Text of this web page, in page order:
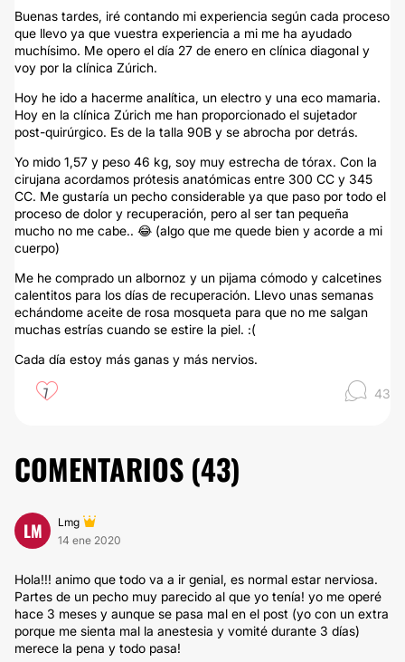
Buenas tardes, iré contando mi experiencia según cada proceso
que llevo ya que vuestra experiencia a mi me ha ayudado
muchísimo. Me opero el día 27 de enero en clínica diagonal y
voy por la clínica Zúrich.
Hoy he ido a hacerme analítica, un electro y una eco mamaria.
Hoy en la clínica Zúrich me han proporcionado el sujetador
post-quirúrgico. Es de la talla 90B y se abrocha por detrás.
Yo mido 1,57 y peso 46 kg, soy muy estrecha de tórax. Con la
cirujana acordamos prótesis anatómicas entre 300 CC y 345
CC. Me gustaría un pecho considerable ya que paso por todo el
proceso de dolor y recuperación, pero al ser tan pequeña
mucho no me cabe.. 😂 (algo que me quede bien y acorde a mi
cuerpo)
Me he comprado un albornoz y un pijama cómodo y calcetines
calentitos para los días de recuperación. Llevo unas semanas
echándome aceite de rosa mosqueta para que no me salgan
muchas estrías cuando se estire la piel. :(
Cada día estoy más ganas y más nervios.
7 43
COMENTARIOS (43)
LM
Lmg
14 ene 2020
Hola!!! animo que todo va a ir genial, es normal estar nerviosa.
Partes de un pecho muy parecido al que yo tenía! yo me operé
hace 3 meses y aunque se pasa mal en el post (yo con un extra
porque me sienta mal la anestesia y vomité durante 3 días)
merece la pena y todo pasa!